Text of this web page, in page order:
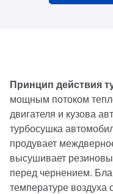
Принцип действия
мощным потоком
двигателя и кузова
турбосушка
продувает
высушивает
перед чернением.
температуре воздуха